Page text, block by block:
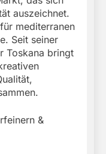
auszeichnet.
mediterranen
Seit seiner
Toskana bringt
&